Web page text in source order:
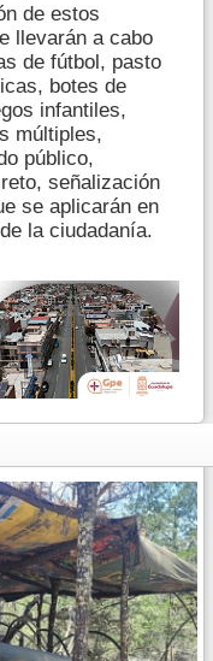
de estos
llevarán a cabo
de fútbol, pasto
botes de
infantiles,
múltiples,
público,
señalización
se aplicarán en
la ciudadanía.